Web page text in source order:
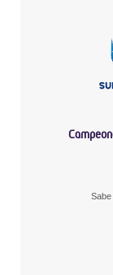
Sabe